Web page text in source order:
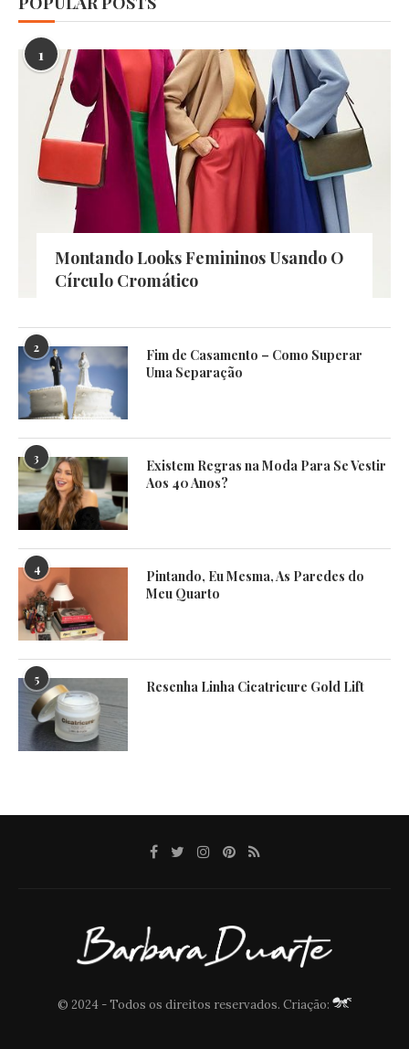
1
Montando Looks Femininos Usando O
Círculo Cromático
2
Fim de Casamento – Como Superar
Uma Separação
3
Existem Regras na Moda Para Se Vestir
Aos 40 Anos?
4
Pintando, Eu Mesma, As Paredes do
Meu Quarto
5 Resenha Linha Cicatricure Gold Lift
© 2024 - Todos os direitos reservados. Criação: